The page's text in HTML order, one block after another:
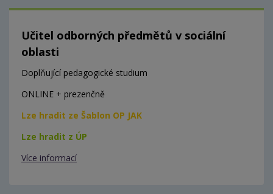
Učitel odborných předmětů v sociální
oblasti
Doplňující pedagogické studium
ONLINE + prezenčně
Lze hradit ze Šablon OP JAK
Lze hradit z ÚP
Více informací